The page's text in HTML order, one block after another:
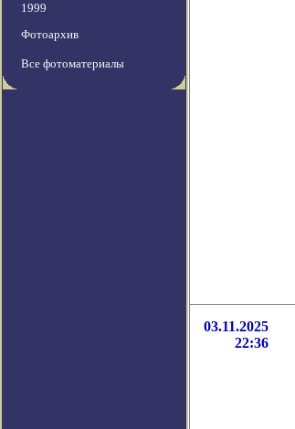
1999
Фотоархив
Все фотоматериалы
03.11.2025
22:36